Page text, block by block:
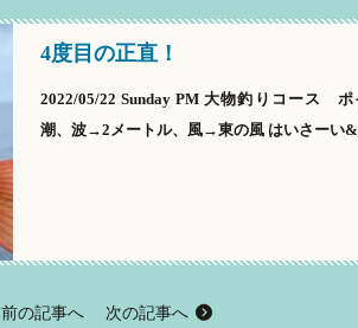
4度目の正直！
2022/05/22 Sunday PM 大物釣りコース
潮、波→2メートル、風→東の風 はいさーい
前の記事へ 次の記事へ